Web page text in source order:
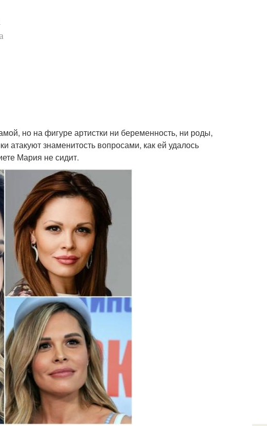
но на фигуре артистки ни беременность, ни роды,
атакуют знаменитость вопросами, как ей удалось
Мария не сидит.